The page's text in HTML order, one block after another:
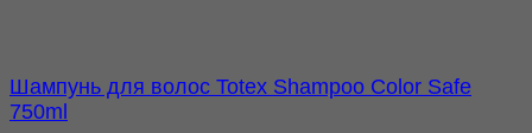
Шампунь для волос Totex Shampoo Color Safe
750ml